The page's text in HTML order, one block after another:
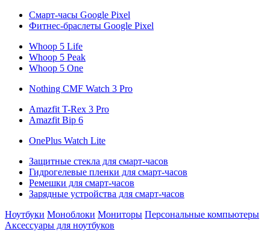
Смарт-часы Google Pixel
Фитнес-браслеты Google Pixel
Whoop 5 Life
Whoop 5 Peak
Whoop 5 One
Nothing CMF Watch 3 Pro
Amazfit T-Rex 3 Pro
Amazfit Bip 6
OnePlus Watch Lite
Защитные стекла для смарт-часов
Гидрогелевые пленки для смарт-часов
Ремешки для смарт-часов
Зарядные устройства для смарт-часов
Ноутбуки Моноблоки Мониторы Персональные компьютеры
Аксессуары для ноутбуков